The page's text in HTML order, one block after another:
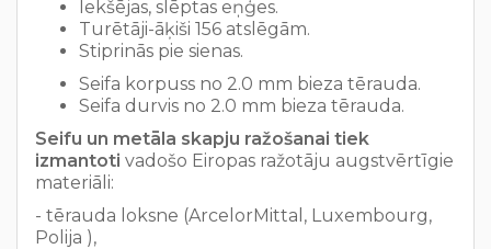
Iekšējas, slēptas eņģes.
Turētāji-āķiši 156 atslēgām.
Stiprinās pie sienas.
Seifa korpuss no 2.0 mm bieza tērauda.
Seifa durvis no 2.0 mm bieza tērauda.
Seifu un metāla skapju ražošanai tiek
izmantoti vadošo Eiropas ražotāju augstvērtīgie
materiāli:
- tērauda loksne (ArcelorMittal, Luxembourg,
Polija ),